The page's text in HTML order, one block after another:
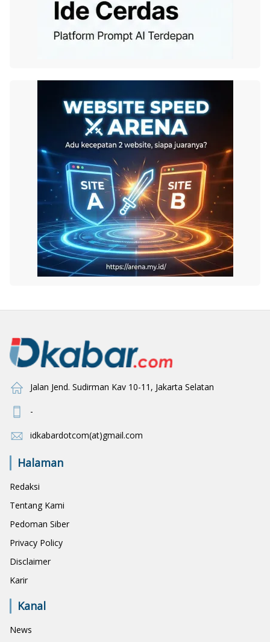
Jalan Jend. Sudirman Kav 10-11, Jakarta Selatan
-
idkabardotcom(at)gmail.com
Halaman
Redaksi
Tentang Kami
Pedoman Siber
Privacy Policy
Disclaimer
Karir
Kanal
News